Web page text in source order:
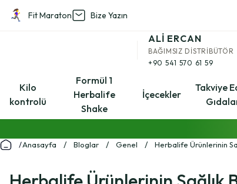
Fit Maraton Bize Yazın
ALİ ERCAN
BAĞIMSIZ DİSTRİBÜTÖR
+90 541 570 61 59
Kilo
kontrolü
Formül 1
Herbalife
Shake
İçecekler
Takviye
Aşağı Kilo Kontrol Setleri
Yukarı Kilo Kontrol Setleri
Anasayfa Bloglar Genel Herbalife Ürünlerinin